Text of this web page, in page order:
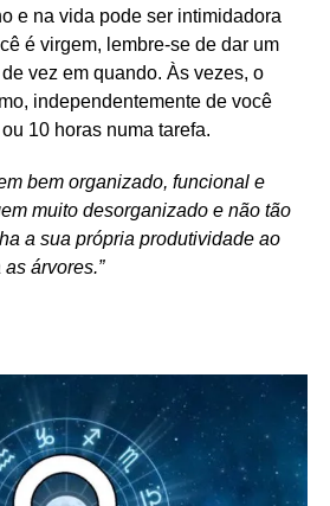
e na vida pode ser intimidadora
é virgem, lembre-se de dar um
vez em quando. Às vezes, o
independentemente de você
10 horas numa tarefa.
bem organizado, funcional e
muito desorganizado e não tão
a sua própria produtividade ao
árvores.”